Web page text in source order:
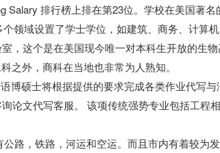
Salary 排行榜上排在第23位。学校在美国著名
领域设置了学士学位，如建筑、商务、计算
，这个是在美国现今唯一对本科生开放的生
之外，商科在当地也非常为人熟知。
博硕士将根据提供的要求完成各类作业代写
论文代写客服。 该项传统强势专业包括工程相
路，铁路，河运和空运。而且市内有着较为